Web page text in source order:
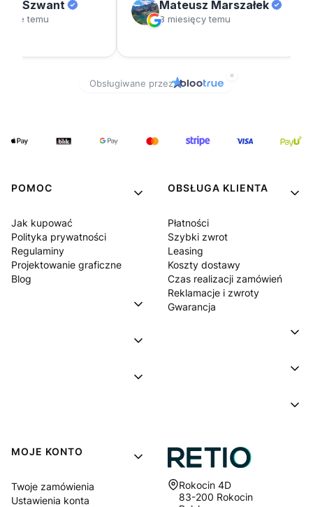
POMOC
Jak kupować
Polityka prywatności
Regulaminy
Projektowanie graficzne
Blog
OBSŁUGA KLIENTA
Płatności
Szybki zwrot
Leasing
Koszty dostawy
Czas realizacji zamówień
Reklamacje i zwroty
Gwarancja
MOJE KONTO
Twoje zamówienia
Ustawienia konta
Adres:
Rokocin 4D
83-200 Rokocin